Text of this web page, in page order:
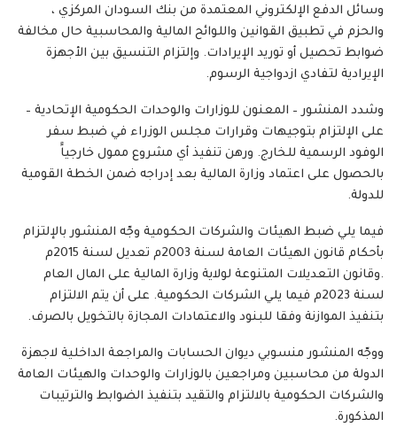
وسائل الدفع الإلكتروني المعتمدة من بنك السودان المركزي ،
والحزم في تطبيق القوانين واللوائح المالية والمحاسبية حال مخالفة
ضوابط تحصيل أو توريد الإيرادات. وإلتزام التنسيق بين الأجهزة
الإيرادية لتفادي ازدواجية الرسوم.
وشدد المنشور – المعنون للوزارات والوحدات الحكومية الإتحادية –
على الإلتزام بتوجيهات وقرارات مجلس الوزراء في ضبط سفر
الوفود الرسمية للخارج. ورهن تنفيذ أي مشروع ممول خارجياًَ
بالحصول على اعتماد وزارة المالية بعد إدراجه ضمن الخطة القومية
للدولة.
فيما يلي ضبط الهيئات والشركات الحكومية وجّه المنشور بالإلتزام
بأحكام قانون الهيئات العامة لسنة 2003م تعديل لسنة 2015م
.وقانون التعديلات المتنوعة لولاية وزارة المالية على المال العام
لسنة 2023م فيما يلي الشركات الحكومية. على أن يتم الالتزام
بتنفيذ الموازنة وفقا للبنود والاعتمادات المجازة بالتخويل بالصرف.
ووجّه المنشور منسوبي ديوان الحسابات والمراجعة الداخلية لاجهزة
الدولة من محاسبين ومراجعين بالوزارات والوحدات والهيئات العامة
والشركات الحكومية بالالتزام والتقيد بتنفيذ الضوابط والترتيبات
المذكورة.